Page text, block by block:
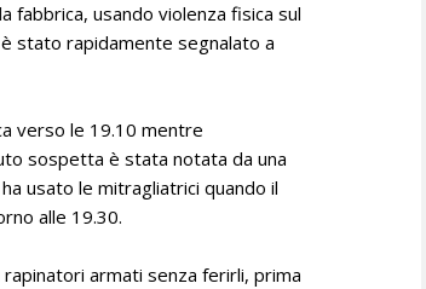
fabbrica, usando violenza fisica sul
stato rapidamente segnalato a
verso le 19.10 mentre
sospetta è stata notata da una
usato le mitragliatrici quando il
alle 19.30.
armati senza ferirli, prima